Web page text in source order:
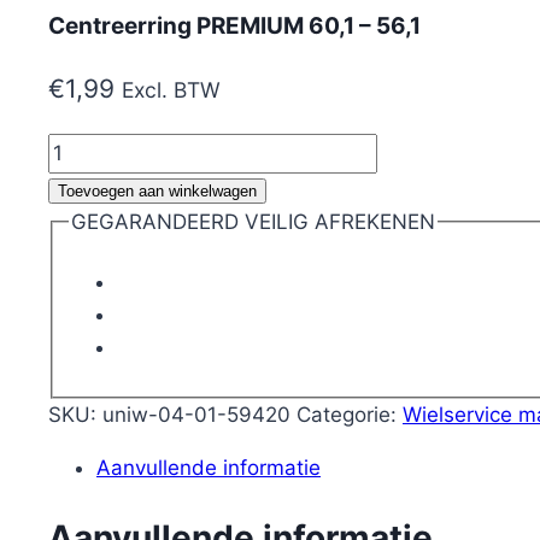
Centreerring PREMIUM 60,1 – 56,1
€1,99 Excl. BTW
Centreerring
PREMIUM
60,1
aantal
Toevoegen aan winkelwagen
GEGARANDEERD VEILIG AFREKENEN
SKU: uniw-04-01-59420 Categorie: Wielservice
Aanvullende informatie